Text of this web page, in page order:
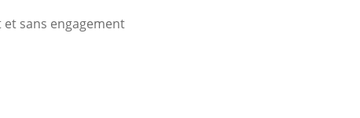
sans engagement